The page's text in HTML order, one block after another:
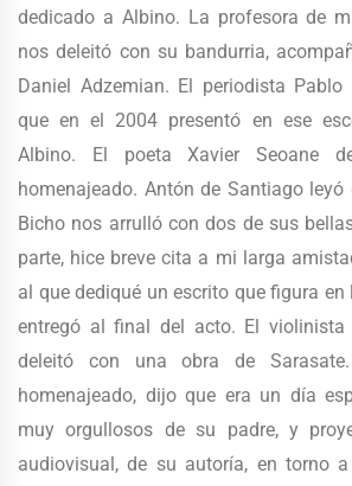
dedicado a Albino. La profesora de
nos deleitó con su bandurria,
Daniel Adzemian. El periodista Pablo
que en el 2004 presentó en ese
Albino. El poeta Xavier Seoane
homenajeado. Antón de Santiago
Bicho nos arrulló con dos de sus
parte, hice breve cita a mi larga
al que dediqué un escrito que figura en
entregó al final del acto. El violinista
deleitó con una obra de
homenajeado, dijo que era un día
muy orgullosos de su padre, y
audiovisual, de su autoría, en torno